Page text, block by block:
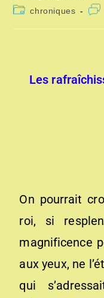
chroniques
Les
On pourrait
roi, si
magnificence
aux yeux, ne
qui